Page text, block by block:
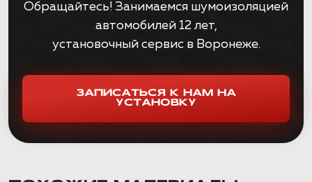
Обращайтесь! Занимаемся шумоизоляцией
автомобилей 12 лет,
установочный сервис в Воронеже.
ЗАПИСАТЬСЯ К НАМ НА
УСТАНОВКУ